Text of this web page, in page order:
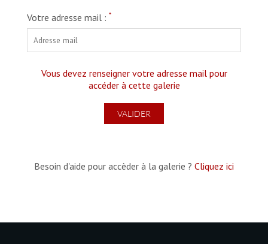
Votre adresse mail : *
Vous devez renseigner votre adresse mail pour
accéder à cette galerie
Besoin d'aide pour accèder à la galerie ? Cliquez ici